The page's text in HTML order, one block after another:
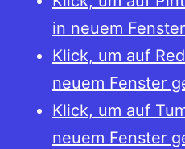
in neuem
Klick, um auf
neuem Fenster
Klick, um auf
neuem Fenster